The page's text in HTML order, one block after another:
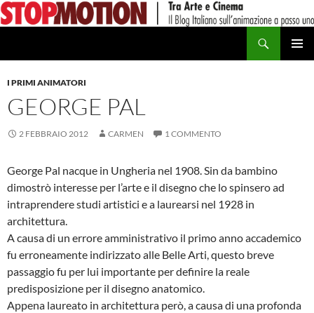
Vai
al
I PRIMI ANIMATORI
GEORGE PAL
2 FEBBRAIO 2012 CARMEN 1 COMMENTO
George Pal nacque in Ungheria nel 1908. Sin da bambino
dimostrò interesse per l’arte e il disegno che lo spinsero ad
intraprendere studi artistici e a laurearsi nel 1928 in
architettura.
A causa di un errore amministrativo il primo anno accademico
fu erroneamente indirizzato alle Belle Arti, questo breve
passaggio fu per lui importante per definire la reale
predisposizione per il disegno anatomico.
Appena laureato in architettura però, a causa di una profonda